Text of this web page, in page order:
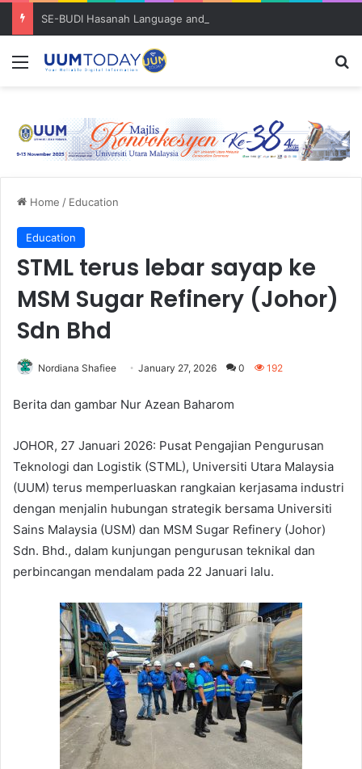
Menu
Home / Education
Education
STML terus lebar sayap ke
MSM Sugar Refinery (Johor)
Sdn Bhd
Nordiana Shafiee January 27, 2026 0 192
Berita dan gambar Nur Azean Baharom
JOHOR, 27 Januari 2026: Pusat Pengajian Pengurusan
Teknologi dan Logistik (STML), Universiti Utara Malaysia
(UUM) terus memperluaskan rangkaian kerjasama industri
dengan menjalin hubungan strategik bersama Universiti
Sains Malaysia (USM) dan MSM Sugar Refinery (Johor)
Sdn. Bhd., dalam kunjungan pengurusan teknikal dan
perbincangan mendalam pada 22 Januari lalu.